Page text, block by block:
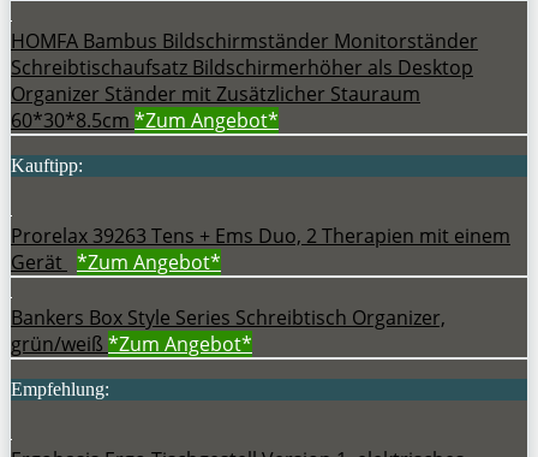
HOMFA Bambus Bildschirmständer Monitorständer
Schreibtischaufsatz Bildschirmerhöher als Desktop
Organizer Ständer mit Zusätzlicher Stauraum
60*30*8.5cm *Zum Angebot*
Kauftipp:
Prorelax 39263 Tens + Ems Duo, 2 Therapien mit einem
Gerät *Zum Angebot*
Bankers Box Style Series Schreibtisch Organizer,
grün/weiß *Zum Angebot*
Empfehlung: